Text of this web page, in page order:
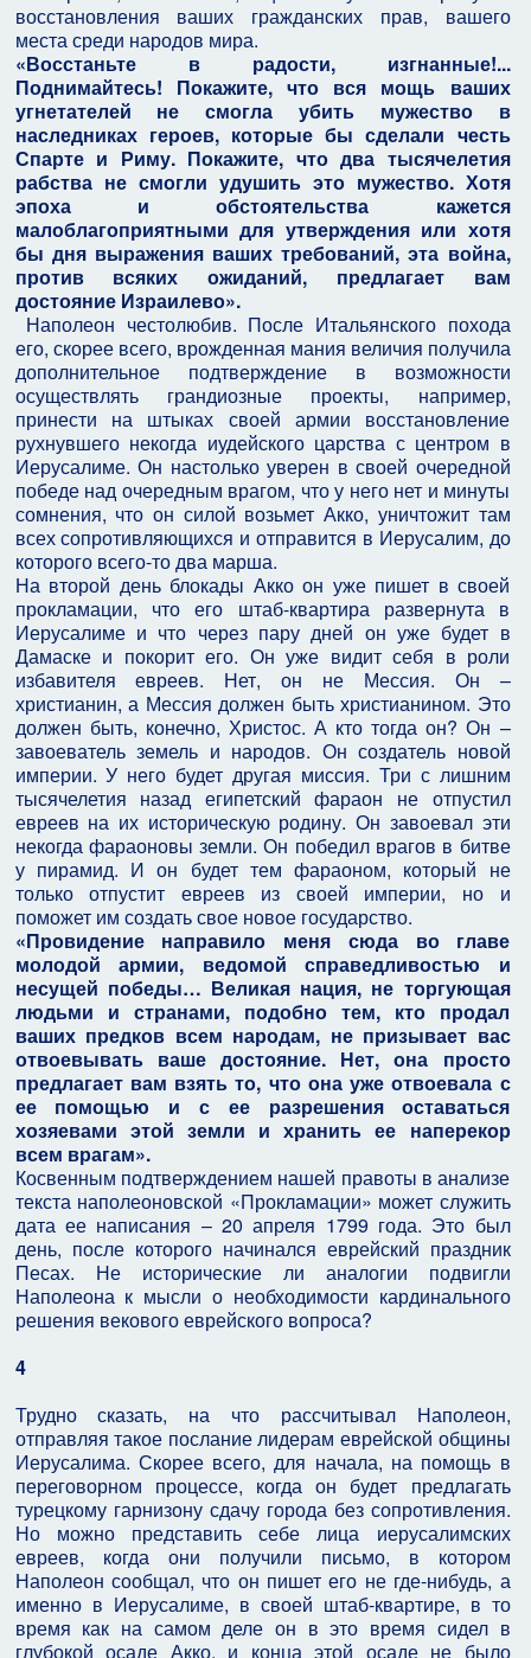
восстановления ваших гражданских прав, вашего
места среди народов мира.
«Восстаньте в радости, изгнанные!...
Поднимайтесь! Покажите, что вся мощь ваших
угнетателей не смогла убить мужество в
наследниках героев, которые бы сделали честь
Спарте и Риму. Покажите, что два тысячелетия
рабства не смогли удушить это мужество. Хотя
эпоха и обстоятельства кажется
малоблагоприятными для утверждения или хотя
бы дня выражения ваших требований, эта война,
против всяких ожиданий, предлагает вам
достояние Израилево».
Наполеон честолюбив. После Итальянского похода
его, скорее всего, врожденная мания величия получила
дополнительное подтверждение в возможности
осуществлять грандиозные проекты, например,
принести на штыках своей армии восстановление
рухнувшего некогда иудейского царства с центром в
Иерусалиме. Он настолько уверен в своей очередной
победе над очередным врагом, что у него нет и минуты
сомнения, что он силой возьмет Акко, уничтожит там
всех сопротивляющихся и отправится в Иерусалим, до
которого всего-то два марша.
На второй день блокады Акко он уже пишет в своей
прокламации, что его штаб-квартира развернута в
Иерусалиме и что через пару дней он уже будет в
Дамаске и покорит его. Он уже видит себя в роли
избавителя евреев. Нет, он не Мессия. Он –
христианин, а Мессия должен быть христианином. Это
должен быть, конечно, Христос. А кто тогда он? Он –
завоеватель земель и народов. Он создатель новой
империи. У него будет другая миссия. Три с лишним
тысячелетия назад египетский фараон не отпустил
евреев на их историческую родину. Он завоевал эти
некогда фараоновы земли. Он победил врагов в битве
у пирамид. И он будет тем фараоном, который не
только отпустит евреев из своей империи, но и
поможет им создать свое новое государство.
«Провидение направило меня сюда во главе
молодой армии, ведомой справедливостью и
несущей победы… Великая нация, не торгующая
людьми и странами, подобно тем, кто продал
ваших предков всем народам, не призывает вас
отвоевывать ваше достояние. Нет, она просто
предлагает вам взять то, что она уже отвоевала с
ее помощью и с ее разрешения оставаться
хозяевами этой земли и хранить ее наперекор
всем врагам».
Косвенным подтверждением нашей правоты в анализе
текста наполеоновской «Прокламации» может служить
дата ее написания – 20 апреля 1799 года. Это был
день, после которого начинался еврейский праздник
Песах. Не исторические ли аналогии подвигли
Наполеона к мысли о необходимости кардинального
решения векового еврейского вопроса?
4
Трудно сказать, на что рассчитывал Наполеон,
отправляя такое послание лидерам еврейской общины
Иерусалима. Скорее всего, для начала, на помощь в
переговорном процессе, когда он будет предлагать
турецкому гарнизону сдачу города без сопротивления.
Но можно представить себе лица иерусалимских
евреев, когда они получили письмо, в котором
Наполеон сообщал, что он пишет его не где-нибудь, а
именно в Иерусалиме, в своей штаб-квартире, в то
время как на самом деле он в это время сидел в
глубокой осаде Акко, и конца этой осаде не было